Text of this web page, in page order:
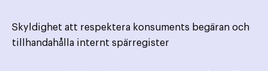
Skyldighet att respektera konsuments begäran och
tillhandahålla internt spärregister